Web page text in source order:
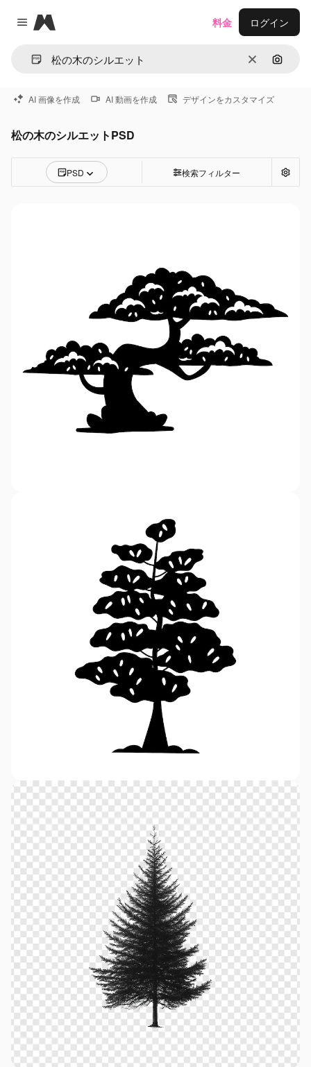
Close menu
Magnific
消去 画像で
料金 ログイン
AI 画像を作成 AI 動画を作成 デザインをカスタマイズ
松の木のシルエットPSD
PSD 検索フィルター